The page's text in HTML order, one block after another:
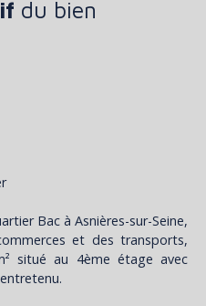
du bien
Bac à Asnières-sur-Seine,
et des transports,
situé au 4ème étage avec